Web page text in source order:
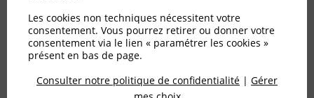
français en danger
Publié le04/12/2018(mis à jour le
Communiqués de presse
Les cookies non techniques nécessitent votre
consentement. Vous pourrez retirer ou donner votre
consentement via le lien « paramétrer les cookies »
présent en bas de page.
Consulter notre politique de confidentialité | Gérer